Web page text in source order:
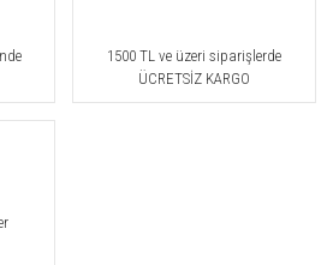
1500 TL ve üzeri siparişlerde
ÜCRETSİZ KARGO